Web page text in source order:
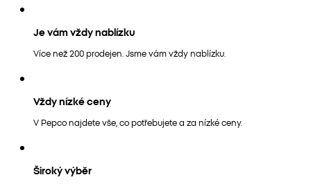
Je vám vždy nablízku
Více než 200 prodejen. Jsme vám vždy nablízku.
Vždy nízké ceny
V Pepco najdete vše, co potřebujete a za nízké ceny.
Široký výběr